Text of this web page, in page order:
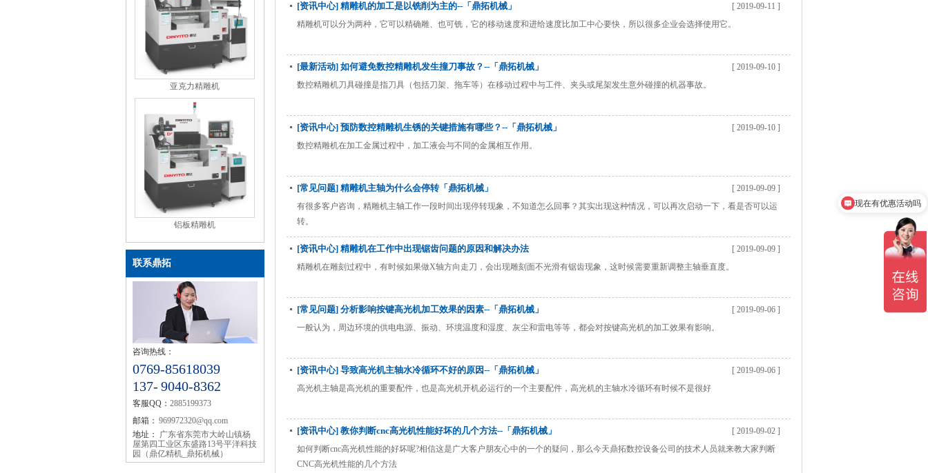
亚克力精雕机
铝板精雕机
联系鼎拓
咨询热线：
0769-85618039
137- 9040-8362
客服QQ： 2885199373
邮箱： 969972320@qq.com
地址：
广东省东莞市大岭山镇杨
屋第四工业区东盛路13号平洋科技
园（鼎亿精机_鼎拓机械）
[资讯中心] 精雕机的加工是以铣削为主的--「鼎拓机械」
[ 2019-09-11 ]
精雕机可以分为两种，它可以精确雕、也可铣，它的移动速度和进给速度比加工中心要快，所以很多企业会选择使用它。
[最新活动] 如何避免数控精雕机发生撞刀事故？--「鼎拓机械」
[ 2019-09-10 ]
数控精雕机刀具碰撞是指刀具（包括刀架、拖车等）在移动过程中与工件、夹头或尾架发生意外碰撞的机器事故。
[资讯中心] 预防数控精雕机生锈的关键措施有哪些？--「鼎拓机械」
[ 2019-09-10 ]
数控精雕机在加工金属过程中，加工液会与不同的金属相互作用。
[常见问题] 精雕机主轴为什么会停转「鼎拓机械」
[ 2019-09-09 ]
有很多客户咨询，精雕机主轴工作一段时间出现停转现象，不知道怎么回事？其实出现这种情况，可以再次启动一下，看是否可以运
转。
[资讯中心] 精雕机在工作中出现锯齿问题的原因和解决办法
[ 2019-09-09 ]
精雕机在雕刻过程中，有时候如果做X轴方向走刀，会出现雕刻面不光滑有锯齿现象，这时候需要重新调整主轴垂直度。
[常见问题] 分析影响按键高光机加工效果的因素--「鼎拓机械」
[ 2019-09-06 ]
一般认为，周边环境的供电电源、振动、环境温度和湿度、灰尘和雷电等等，都会对按键高光机的加工效果有影响。
[资讯中心] 导致高光机主轴水冷循环不好的原因--「鼎拓机械」
[ 2019-09-06 ]
高光机主轴是高光机的重要配件，也是高光机开机必运行的一个主要配件，高光机的主轴水冷循环有时候不是很好
[资讯中心] 教你判断cnc高光机性能好坏的几个方法--「鼎拓机械」
[ 2019-09-02 ]
如何判断cnc高光机性能的好坏呢?相信这是广大客户朋友心中的一个的疑问，那么今天鼎拓数控设备公司的技术人员就来教大家判断
CNC高光机性能的几个方法
现在有优惠活动吗